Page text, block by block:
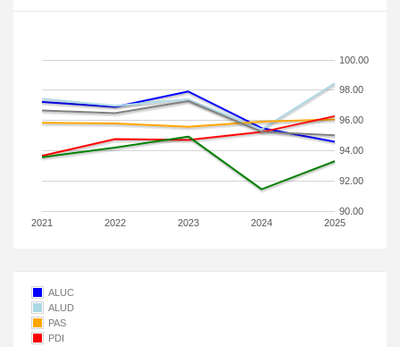
2021 2022 2023 2024 2025
90.00
92.00
94.00
96.00
98.00
100.00
ALUC
ALUD
PAS
PDI